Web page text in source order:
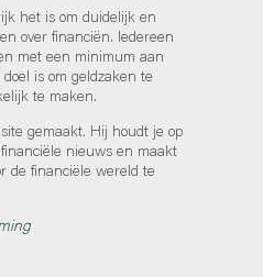
het is om duidelijk en
over financiën. Iedereen
met een minimum aan
is om geldzaken te
te maken.
gemaakt. Hij houdt je op
nieuws en maakt
de financiële wereld te